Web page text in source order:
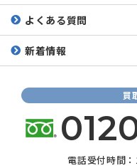
よくある質問
新着情報
買
電話受付時間